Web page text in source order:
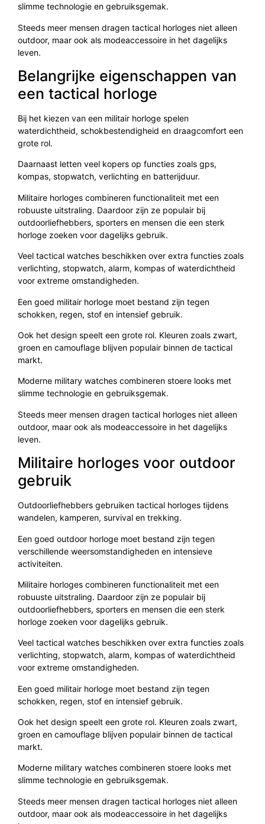
slimme technologie en gebruiksgemak.
Steeds meer mensen dragen tactical horloges niet alleen
outdoor, maar ook als modeaccessoire in het dagelijks
leven.
Belangrijke eigenschappen van
een tactical horloge
Bij het kiezen van een militair horloge spelen
waterdichtheid, schokbestendigheid en draagcomfort een
grote rol.
Daarnaast letten veel kopers op functies zoals gps,
kompas, stopwatch, verlichting en batterijduur.
Militaire horloges combineren functionaliteit met een
robuuste uitstraling. Daardoor zijn ze populair bij
outdoorliefhebbers, sporters en mensen die een sterk
horloge zoeken voor dagelijks gebruik.
Veel tactical watches beschikken over extra functies zoals
verlichting, stopwatch, alarm, kompas of waterdichtheid
voor extreme omstandigheden.
Een goed militair horloge moet bestand zijn tegen
schokken, regen, stof en intensief gebruik.
Ook het design speelt een grote rol. Kleuren zoals zwart,
groen en camouflage blijven populair binnen de tactical
markt.
Moderne military watches combineren stoere looks met
slimme technologie en gebruiksgemak.
Steeds meer mensen dragen tactical horloges niet alleen
outdoor, maar ook als modeaccessoire in het dagelijks
leven.
Militaire horloges voor outdoor
gebruik
Outdoorliefhebbers gebruiken tactical horloges tijdens
wandelen, kamperen, survival en trekking.
Een goed outdoor horloge moet bestand zijn tegen
verschillende weersomstandigheden en intensieve
activiteiten.
Militaire horloges combineren functionaliteit met een
robuuste uitstraling. Daardoor zijn ze populair bij
outdoorliefhebbers, sporters en mensen die een sterk
horloge zoeken voor dagelijks gebruik.
Veel tactical watches beschikken over extra functies zoals
verlichting, stopwatch, alarm, kompas of waterdichtheid
voor extreme omstandigheden.
Een goed militair horloge moet bestand zijn tegen
schokken, regen, stof en intensief gebruik.
Ook het design speelt een grote rol. Kleuren zoals zwart,
groen en camouflage blijven populair binnen de tactical
markt.
Moderne military watches combineren stoere looks met
slimme technologie en gebruiksgemak.
Steeds meer mensen dragen tactical horloges niet alleen
outdoor, maar ook als modeaccessoire in het dagelijks